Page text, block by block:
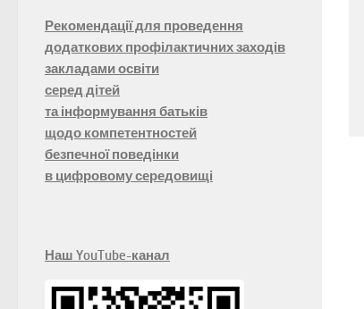
Рекомендації для проведення
додаткових профілактичних заходів
закладами освіти
серед дітей
та інформування батьків
щодо компетентностей
безпечної поведінки
в цифровому середовищі
Наш YouTube-канал